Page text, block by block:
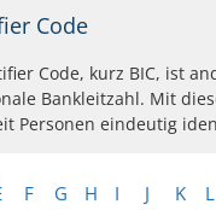
F G H I J K L
Code
Code, kurz BIC, ist
Bankleitzahl. Mit
Personen eindeutig